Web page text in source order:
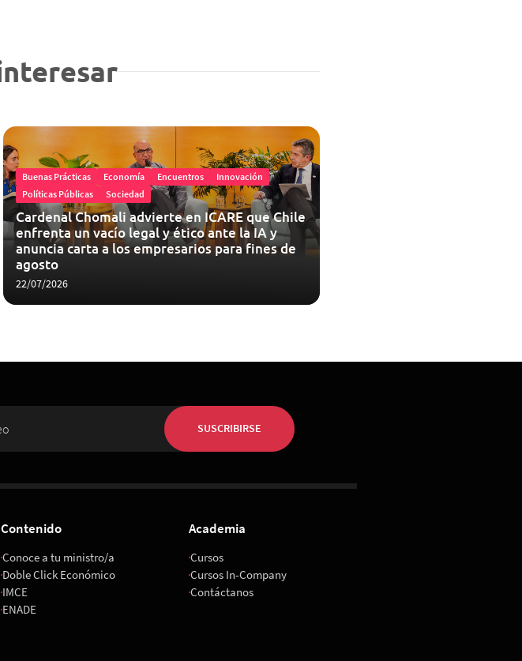
Buenas Prácticas Economía Encuentros
Innovación
Políticas Públicas
Sociedad
Cardenal Chomali advierte en ICARE que Chile
enfrenta un vacío legal y ético ante la IA y
anuncia carta a los empresarios para fines de
agosto
22/07/2026
SUSCRIBIRSE
Contenido
Conoce a tu ministro/a
Doble Click Económico
IMCE
ENADE
Academia
Cursos
Cursos In-Company
Contáctanos